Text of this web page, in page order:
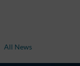
All News